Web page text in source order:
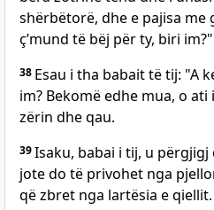
shërbëtorë, dhe e pajisa me
ç’mund të bëj për ty, biri
38 Esau i tha babait të tij: "A
im? Bekomë edhe mua, o
zërin dhe qau.
39Isaku, babai i tij, u përgjigj
jote do të privohet nga
që zbret nga lartësia e qiellit.